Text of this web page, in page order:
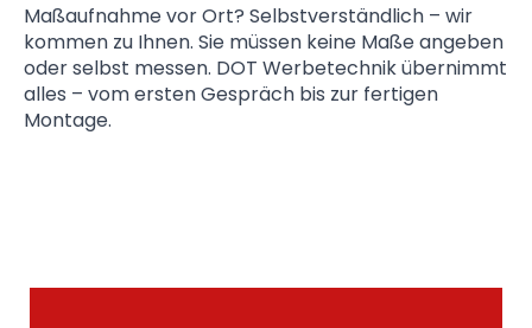
Maßaufnahme vor Ort? Selbstverständlich – wir
kommen zu Ihnen. Sie müssen keine Maße angeben
oder selbst messen. DOT Werbetechnik übernimmt
alles – vom ersten Gespräch bis zur fertigen
Montage.